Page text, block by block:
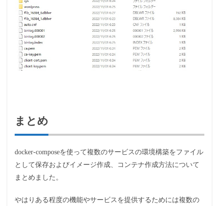
まとめ
docker-composeを使って複数のサービスの環境構築をファイル
として保存およびイメージ作成、コンテナ作成方法について
まとめました。
やはりある程度の機能やサービスを提供するためには複数の